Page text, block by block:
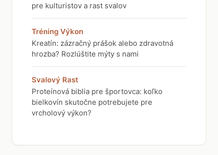
pre kulturistov a rast svalov
Tréning Výkon
Kreatín: zázračný prášok alebo zdravotná
hrozba? Rozlúštite mýty s nami
Svalový Rast
Proteínová biblia pre športovca: koľko
bielkovín skutočne potrebujete pre
vrcholový výkon?